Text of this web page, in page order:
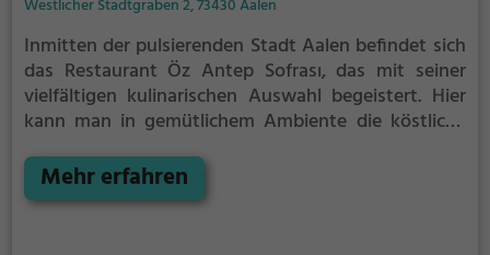
Westlicher Stadtgraben 2, 73430 Aalen
Inmitten der pulsierenden Stadt Aalen befindet sich
das Restaurant Öz Antep Sofrası, das mit seiner
vielfältigen kulinarischen Auswahl begeistert. Hier
kann man in gemütlichem Ambiente die köstliche
genießen. Ob saftige Grillgerichte, frische
Biogerichte oder köstliche Halal-Speisen - hier findet
Mehr erfahren